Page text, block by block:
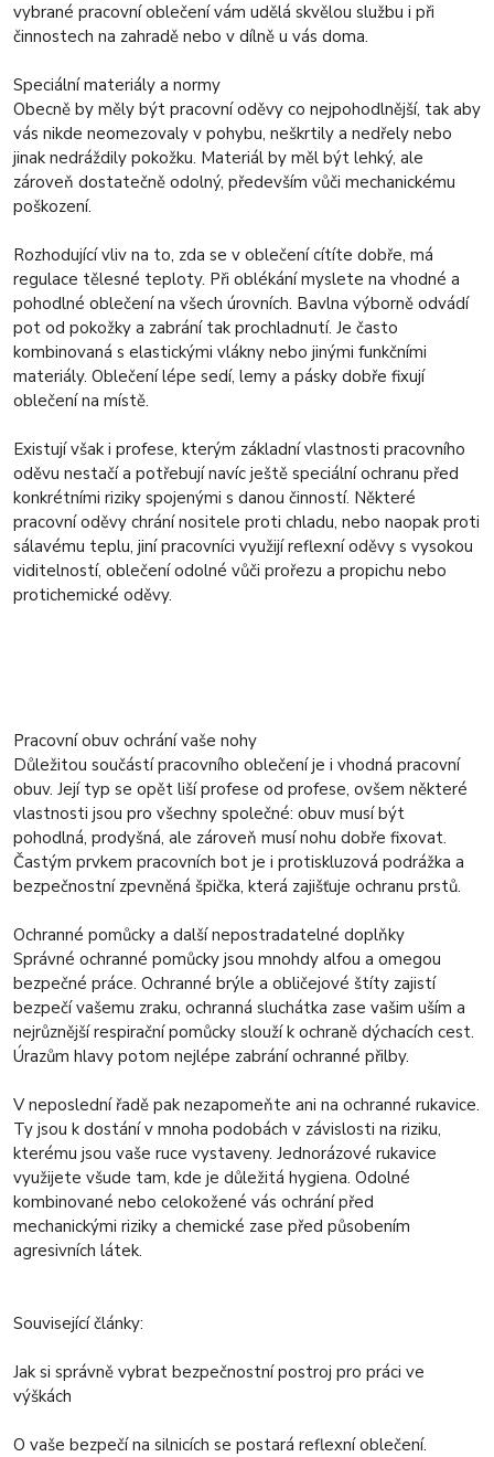
vybrané pracovní oblečení vám udělá skvělou službu i při
činnostech na zahradě nebo v dílně u vás doma.
Speciální materiály a normy
Obecně by měly být pracovní oděvy co nejpohodlnější, tak aby
vás nikde neomezovaly v pohybu, neškrtily a nedřely nebo
jinak nedráždily pokožku. Materiál by měl být lehký, ale
zároveň dostatečně odolný, především vůči mechanickému
poškození.
Rozhodující vliv na to, zda se v oblečení cítíte dobře, má
regulace tělesné teploty. Při oblékání myslete na vhodné a
pohodlné oblečení na všech úrovních. Bavlna výborně odvádí
pot od pokožky a zabrání tak prochladnutí. Je často
kombinovaná s elastickými vlákny nebo jinými funkčními
materiály. Oblečení lépe sedí, lemy a pásky dobře fixují
oblečení na místě.
Existují však i profese, kterým základní vlastnosti pracovního
oděvu nestačí a potřebují navíc ještě speciální ochranu před
konkrétními riziky spojenými s danou činností. Některé
pracovní oděvy chrání nositele proti chladu, nebo naopak proti
sálavému teplu, jiní pracovníci využijí reflexní oděvy s vysokou
viditelností, oblečení odolné vůči prořezu a propichu nebo
protichemické oděvy.
Pracovní obuv ochrání vaše nohy
Důležitou součástí pracovního oblečení je i vhodná pracovní
obuv. Její typ se opět liší profese od profese, ovšem některé
vlastnosti jsou pro všechny společné: obuv musí být
pohodlná, prodyšná, ale zároveň musí nohu dobře fixovat.
Častým prvkem pracovních bot je i protiskluzová podrážka a
bezpečnostní zpevněná špička, která zajišťuje ochranu prstů.
Ochranné pomůcky a další nepostradatelné doplňky
Správné ochranné pomůcky jsou mnohdy alfou a omegou
bezpečné práce. Ochranné brýle a obličejové štíty zajistí
bezpečí vašemu zraku, ochranná sluchátka zase vašim uším a
nejrůznější respirační pomůcky slouží k ochraně dýchacích cest.
Úrazům hlavy potom nejlépe zabrání ochranné přilby.
V neposlední řadě pak nezapomeňte ani na ochranné rukavice.
Ty jsou k dostání v mnoha podobách v závislosti na riziku,
kterému jsou vaše ruce vystaveny. Jednorázové rukavice
využijete všude tam, kde je důležitá hygiena. Odolné
kombinované nebo celokožené vás ochrání před
mechanickými riziky a chemické zase před působením
agresivních látek.
Související články:
Jak si správně vybrat bezpečnostní postroj pro práci ve
výškách
O vaše bezpečí na silnicích se postará reflexní oblečení.